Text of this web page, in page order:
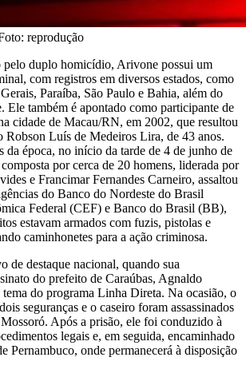
reprodução
pelo duplo homicídio, Arivone possui um
com registros em diversos estados, como
Paraíba, São Paulo e Bahia, além do
Ele também é apontado como participante de
cidade de Macau/RN, em 2002, que resultou
Robson Luís de Medeiros Lira, de 43 anos.
da época, no início da tarde de 4 de junho de
por cerca de 20 homens, liderada por
e Francimar Fernandes Carneiro, assaltou
do Banco do Nordeste do Brasil
Federal (CEF) e Banco do Brasil (BB),
estavam armados com fuzis, pistolas e
caminhonetes para a ação criminosa.
de destaque nacional, quando sua
do prefeito de Caraúbas, Agnaldo
do programa Linha Direta. Na ocasião, o
seguranças e o caseiro foram assassinados
Após a prisão, ele foi conduzido à
legais e, em seguida, encaminhado
Pernambuco, onde permanecerá à disposição